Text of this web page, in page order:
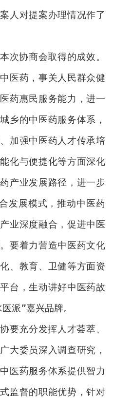
人对提案办理情况作了
次协商会取得的成效。
医药，事关人民群众健
药惠民服务能力，进一
乡的中医药服务体系，
加强中医药人才传承培
化与便捷化等方面深化
产业发展路径，进一步
发展模式，推动中医药
业深度融合，促进中医
要着力营造中医药文化
、教育、卫健等方面资
台，生动讲好中医药故
派”嘉兴品牌。
要充分发挥人才荟萃、
大委员深入调查研究，
医药服务体系提供智力
监督的职能优势，针对